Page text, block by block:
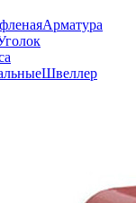
Арматура
Швеллер